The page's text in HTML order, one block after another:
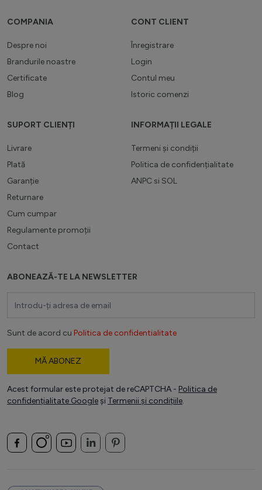
COMPANIA
Despre noi
Brandurile noastre
Certificate
Blog
CONT CLIENT
Înregistrare
Login
Contul meu
Istoric comenzi
SUPORT CLIENȚI
Livrare
Plată
Garanție
Returnare
Cum cumpar
Regulamente promoții
Contact
INFORMAȚII LEGALE
Termeni și condiții
Politica de confidențialitate
ANPC si SOL
ABONEAZĂ-TE LA NEWSLETTER
Sunt de acord cu Politica de confidentialitate
MĂ ABONEZ
Acest formular este protejat de reCAPTCHA - Politica de
confidențialitate Google și Termenii și condițiile.